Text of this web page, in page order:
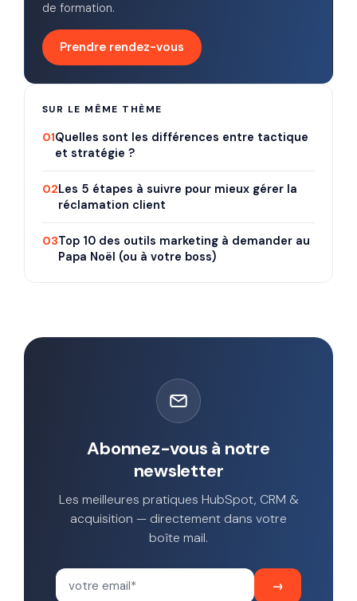
de formation.
Prendre rendez-vous
SUR LE MÊME THÈME
01Quelles sont les différences entre tactique
et stratégie ?
02Les 5 étapes à suivre pour mieux gérer la
réclamation client
03Top 10 des outils marketing à demander au
Papa Noël (ou à votre boss)
Abonnez-vous à notre
newsletter
Les meilleures pratiques HubSpot, CRM &
acquisition — directement dans votre
boîte mail.